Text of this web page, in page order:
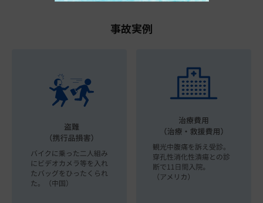
事故実例